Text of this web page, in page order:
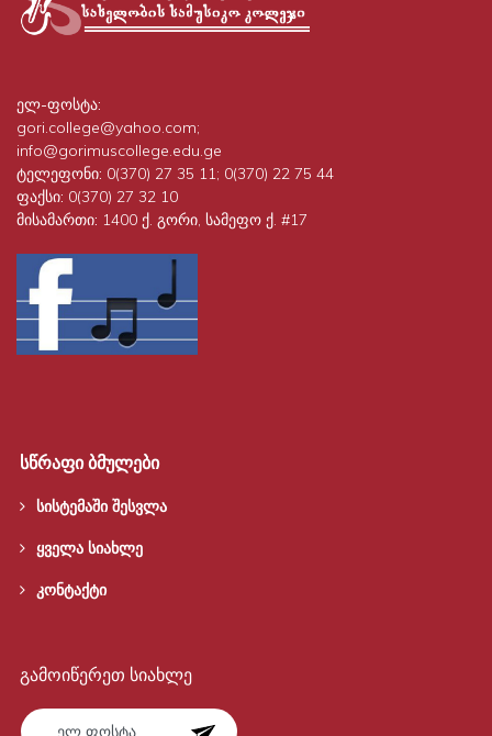
ელ-ფოსტა:
gori.college@yahoo.com;
info@gorimuscollege.edu.ge
ტელეფონი: 0(370) 27 35 11; 0(370) 22 75 44
ფაქსი: 0(370) 27 32 10
მისამართი: 1400 ქ. გორი, სამეფო ქ. #17
სწრაფი ბმულები
სისტემაში შესვლა
ყველა სიახლე
კონტაქტი
გამოიწერეთ სიახლე